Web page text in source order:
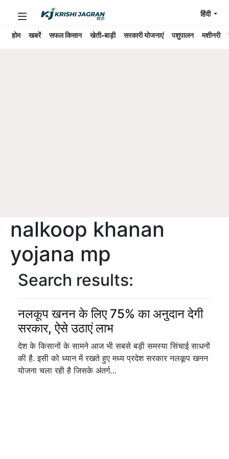
होम खबरें सफल किसान खेती-बाड़ी सरकारी योजनाएं पशुपालन मशीनरी
हिंदी
nalkoop khanan
yojana mp
Search results:
नलकूप खनन के लिए 75% का अनुदान देगी
सरकार, ऐसे उठाएं लाभ
देश के किसानों के सामने आज भी सबसे बड़ी समस्या सिंचाई साधनों
की है. इसी को ध्यान में रखते हुए मध्य प्रदेश सरकार नलकूप खनन
योजना चला रही है जिसके अंतर्ग…